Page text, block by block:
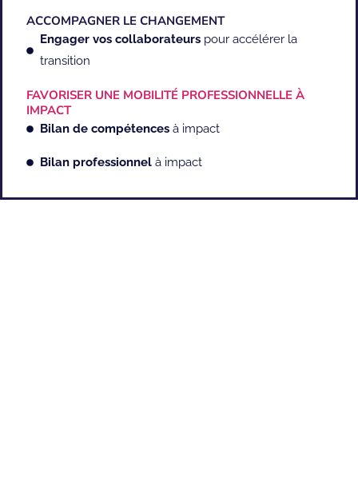
ACCOMPAGNER LE CHANGEMENT
Engager vos collaborateurs pour accélérer la
transition
FAVORISER UNE MOBILITÉ PROFESSIONNELLE À
IMPACT
Bilan de compétences à impact
Bilan professionnel à impact